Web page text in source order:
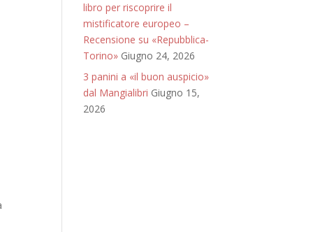
libro per riscoprire il
mistificatore europeo –
Recensione su «Repubblica-
Torino» Giugno 24, 2026
3 panini a «il buon auspicio»
dal Mangialibri Giugno 15,
2026